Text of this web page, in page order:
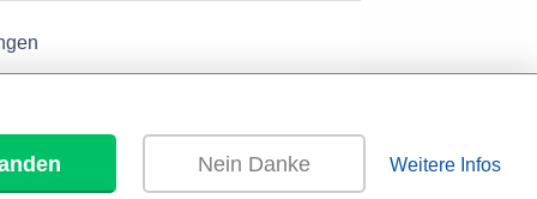
Nein Danke Weitere Infos